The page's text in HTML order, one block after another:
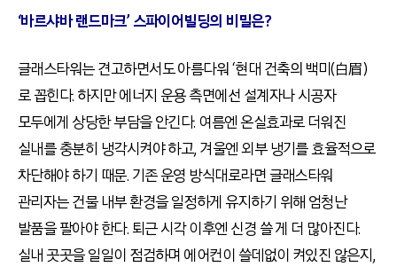
‘바르샤바 랜드마크’ 스파이어빌딩의 비밀은?
글래스타워는 견고하면서도 아름다워 ‘현대 건축의 백미(白眉)
로 꼽힌다. 하지만 에너지 운용 측면에선 설계자나 시공자
모두에게 상당한 부담을 안긴다. 여름엔 온실효과로 더워진
실내를 충분히 냉각시켜야 하고, 겨울엔 외부 냉기를 효율적으로
차단해야 하기 때문. 기존 운영 방식대로라면 글래스타워
관리자는 건물 내부 환경을 일정하게 유지하기 위해 엄청난
발품을 팔아야 한다. 퇴근 시각 이후엔 신경 쓸 게 더 많아진다.
실내 곳곳을 일일이 점검하며 에어컨이 쓸데없이 켜있진 않은지,